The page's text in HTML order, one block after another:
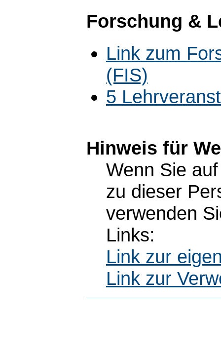
Forschung &
Link zum
(FIS)
5
Hinweis für
Wenn Sie
zu dieser
verwenden
Links:
Link zur
Link zur